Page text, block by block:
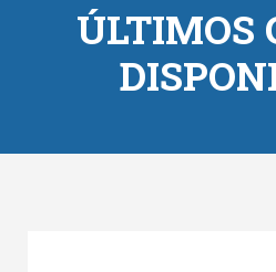
ÚLTIMOS